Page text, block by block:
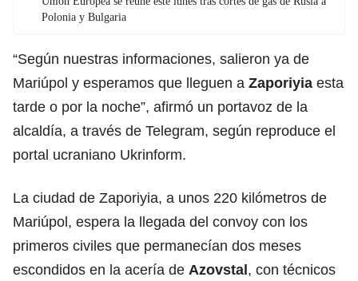
Polonia y Bulgaria
“Según nuestras informaciones, salieron ya de
Mariúpol y esperamos que lleguen a Zaporiyia esta
tarde o por la noche”, afirmó un portavoz de la
alcaldía, a través de Telegram, según reproduce el
portal ucraniano Ukrinform.
La ciudad de Zaporiyia, a unos 220 kilómetros de
Mariúpol, espera la llegada del convoy con los
primeros civiles que permanecían dos meses
escondidos en la acería de Azovstal, con técnicos